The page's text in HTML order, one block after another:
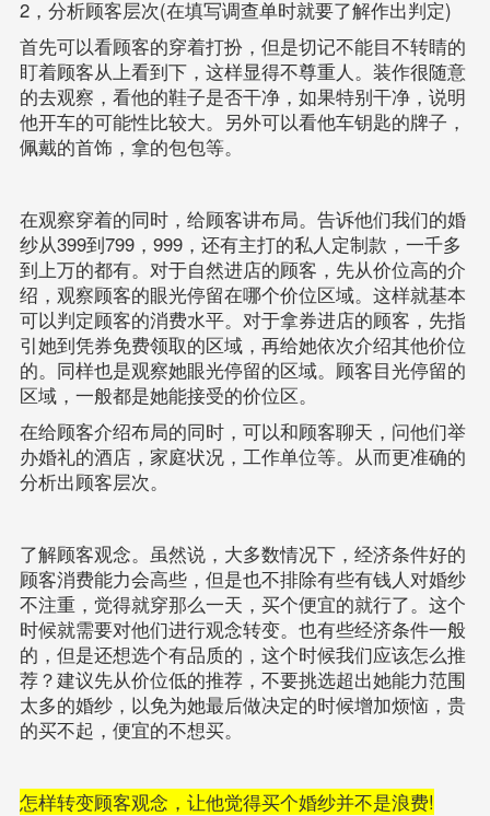
2，分析顾客层次(在填写调查单时就要了解作出判定)
首先可以看顾客的穿着打扮，但是切记不能目不转睛的
盯着顾客从上看到下，这样显得不尊重人。装作很随意
的去观察，看他的鞋子是否干净，如果特别干净，说明
他开车的可能性比较大。另外可以看他车钥匙的牌子，
佩戴的首饰，拿的包包等。
在观察穿着的同时，给顾客讲布局。告诉他们我们的婚
纱从399到799，999，还有主打的私人定制款，一千多
到上万的都有。对于自然进店的顾客，先从价位高的介
绍，观察顾客的眼光停留在哪个价位区域。这样就基本
可以判定顾客的消费水平。对于拿券进店的顾客，先指
引她到凭券免费领取的区域，再给她依次介绍其他价位
的。同样也是观察她眼光停留的区域。顾客目光停留的
区域，一般都是她能接受的价位区。
在给顾客介绍布局的同时，可以和顾客聊天，问他们举
办婚礼的酒店，家庭状况，工作单位等。从而更准确的
分析出顾客层次。
了解顾客观念。虽然说，大多数情况下，经济条件好的
顾客消费能力会高些，但是也不排除有些有钱人对婚纱
不注重，觉得就穿那么一天，买个便宜的就行了。这个
时候就需要对他们进行观念转变。也有些经济条件一般
的，但是还想选个有品质的，这个时候我们应该怎么推
荐？建议先从价位低的推荐，不要挑选超出她能力范围
太多的婚纱，以免为她最后做决定的时候增加烦恼，贵
的买不起，便宜的不想买。
怎样转变顾客观念，让他觉得买个婚纱并不是浪费!